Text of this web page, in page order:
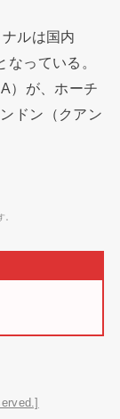
ルは国内
っている。
）が、ホーチ
ドン（クアン